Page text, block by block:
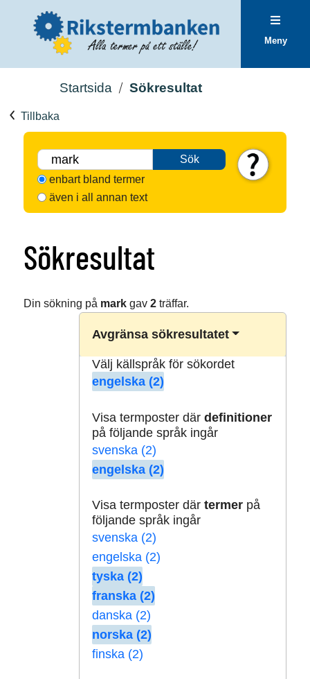
Meny
Startsida Sökresultat
Tillbaka
Sök
enbart bland termer
även i all annan text
Sökresultat
Din sökning på markgav 2träffar.
Avgränsa sökresultatet
Välj källspråk för sökordet
engelska (2)
Visa termposter där definitioner
på följande språk ingår
svenska (2)
engelska (2)
Visa termposter där termerpå
följande språk ingår
svenska (2)
engelska (2)
tyska (2)
franska (2)
danska (2)
norska (2)
finska (2)